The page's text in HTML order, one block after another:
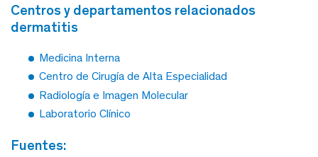
centros y departamentos relacionados
dermatitis
Medicina Interna
Centro de Cirugía de Alta Especialidad
Radiología e Imagen Molecular
Laboratorio Clínico
fuentes: